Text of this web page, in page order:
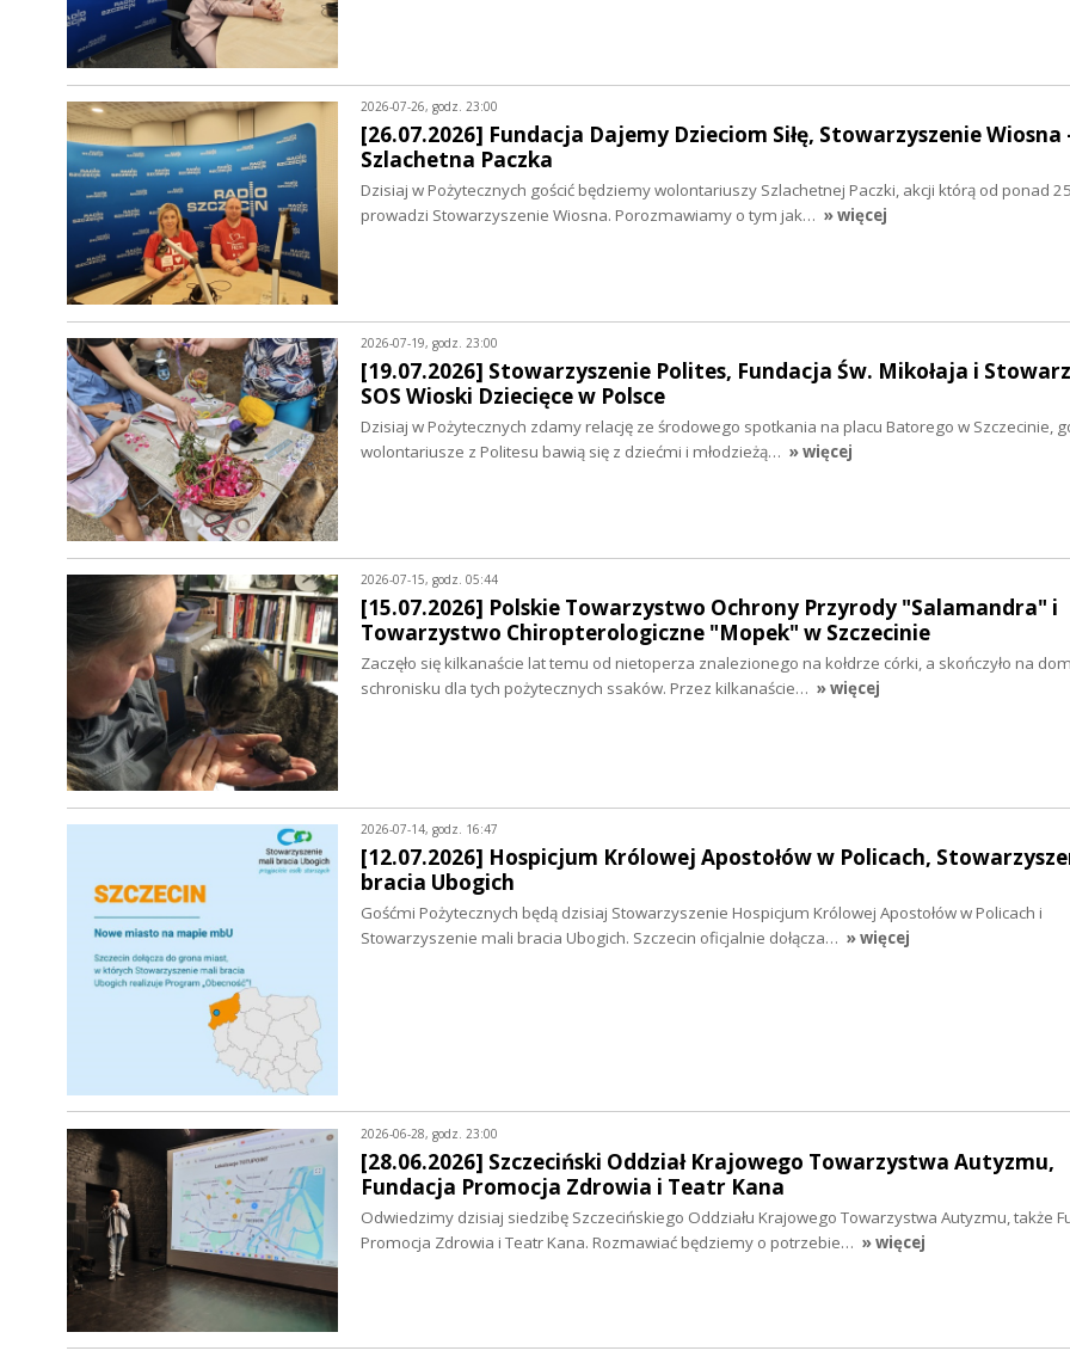
2026-07-26, godz. 23:00
[26.07.2026] Fundacja Dajemy Dzieciom Siłę, Stowarzyszenie Wiosna
Szlachetna Paczka
Dzisiaj w Pożytecznych gościć będziemy wolontariuszy Szlachetnej Paczki, akcji którą od ponad
prowadzi Stowarzyszenie Wiosna. Porozmawiamy o tym jak… » więcej
2026-07-19, godz. 23:00
[19.07.2026] Stowarzyszenie Polites, Fundacja Św. Mikołaja i
SOS Wioski Dziecięce w Polsce
Dzisiaj w Pożytecznych zdamy relację ze środowego spotkania na placu Batorego w Szczecinie,
wolontariusze z Politesu bawią się z dziećmi i młodzieżą… » więcej
2026-07-15, godz. 05:44
[15.07.2026] Polskie Towarzystwo Ochrony Przyrody "Salamandra" i
Towarzystwo Chiropterologiczne "Mopek" w Szczecinie
Zaczęło się kilkanaście lat temu od nietoperza znalezionego na kołdrze córki, a skończyło na
schronisku dla tych pożytecznych ssaków. Przez kilkanaście… » więcej
2026-07-14, godz. 16:47
[12.07.2026] Hospicjum Królowej Apostołów w Policach,
bracia Ubogich
Gośćmi Pożytecznych będą dzisiaj Stowarzyszenie Hospicjum Królowej Apostołów w Policach i
Stowarzyszenie mali bracia Ubogich. Szczecin oficjalnie dołącza… » więcej
2026-06-28, godz. 23:00
[28.06.2026] Szczeciński Oddział Krajowego Towarzystwa Autyzmu,
Fundacja Promocja Zdrowia i Teatr Kana
Odwiedzimy dzisiaj siedzibę Szczecińskiego Oddziału Krajowego Towarzystwa Autyzmu, także
Promocja Zdrowia i Teatr Kana. Rozmawiać będziemy o potrzebie… » więcej